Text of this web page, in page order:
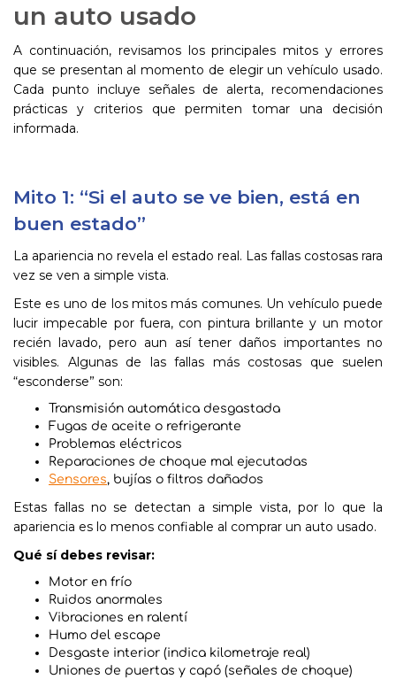
un auto usado
A continuación, revisamos los principales mitos y errores
que se presentan al momento de elegir un vehículo usado.
Cada punto incluye señales de alerta, recomendaciones
prácticas y criterios que permiten tomar una decisión
informada.
Mito 1: “Si el auto se ve bien, está en
buen estado”
La apariencia no revela el estado real. Las fallas costosas rara
vez se ven a simple vista.
Este es uno de los mitos más comunes. Un vehículo puede
lucir impecable por fuera, con pintura brillante y un motor
recién lavado, pero aun así tener daños importantes no
visibles. Algunas de las fallas más costosas que suelen
“esconderse” son:
Transmisión automática desgastada
Fugas de aceite o refrigerante
Problemas eléctricos
Reparaciones de choque mal ejecutadas
Sensores, bujías o filtros dañados
Estas fallas no se detectan a simple vista, por lo que la
apariencia es lo menos confiable al comprar un auto usado.
Qué sí debes revisar:
Motor en frío
Ruidos anormales
Vibraciones en ralentí
Humo del escape
Desgaste interior (indica kilometraje real)
Uniones de puertas y capó (señales de choque)